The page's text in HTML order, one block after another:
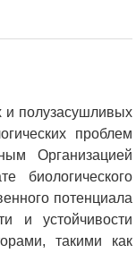
и полузасушливых
проблем
Организацией
биологического
потенциала
и устойчивости
такими как